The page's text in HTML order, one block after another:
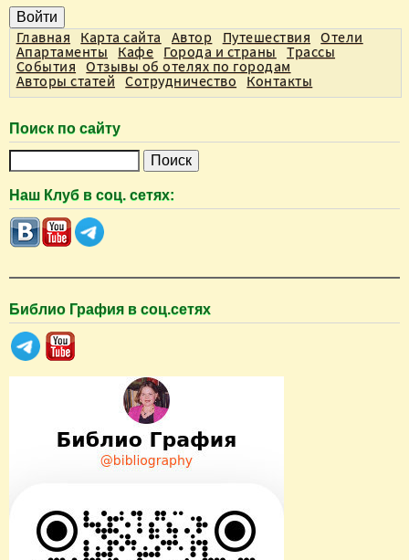
л
а
д
к
и
Главная Карта сайта Автор Путешествия
Отели
Апартаменты
Кафе Города и страны
Трассы
События
Отзывы об отелях по городам
Авторы статей
Сотрудничество Контакты
Поиск по сайту
и
с
к
Наш Клуб в соц. сетях:
Библио Графия в соц.сетях